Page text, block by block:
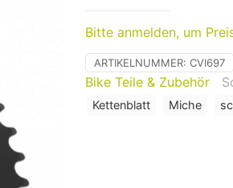
Bitte anmelden, um
ARTIKELNUMMER: CVI697
Bike Teile & Zubehör
Kettenblatt
Miche